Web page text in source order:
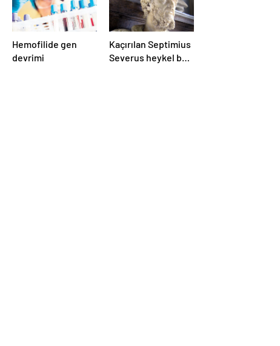
Hemofilide gen
devrimi
Kaçırılan Septimius
Severus heykel başı